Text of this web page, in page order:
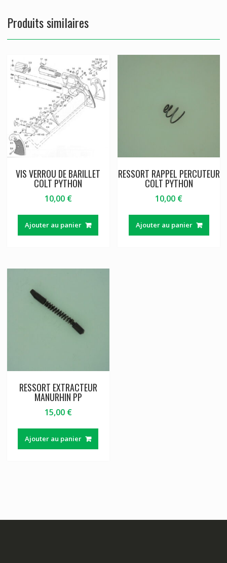
Produits similaires
VIS VERROU DE BARILLET
COLT PYTHON
10,00 €
Ajouter au panier
RESSORT RAPPEL PERCUTEUR
COLT PYTHON
10,00 €
Ajouter au panier
RESSORT EXTRACTEUR
MANURHIN PP
15,00 €
Ajouter au panier